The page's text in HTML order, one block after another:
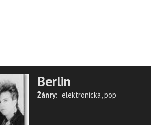
Berlin
Žánry: elektronická,pop